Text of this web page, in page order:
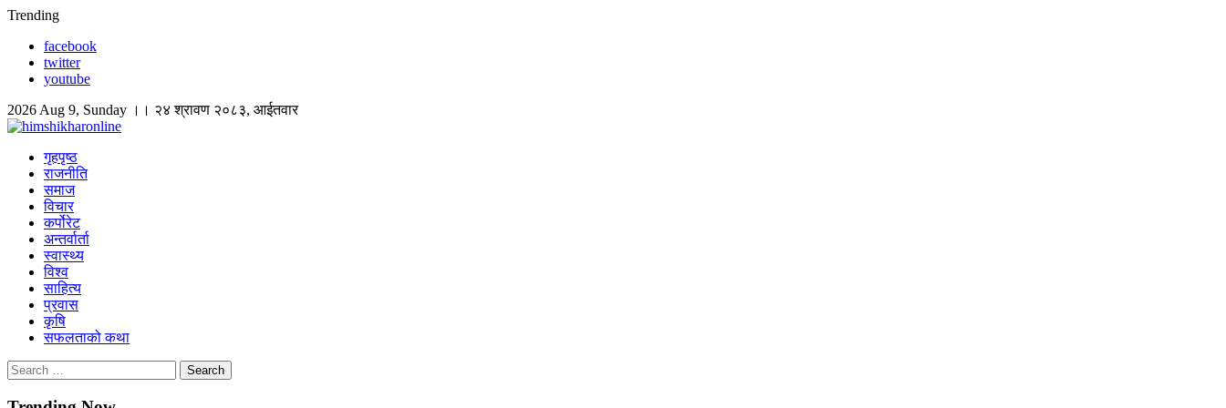
Skip
content
Trending
facebook
twitter
youtube
2026 Aug 9, Sunday ।। २४ श्रावण २०८३, आईतवार
Himshikhar Online
गृहपृष्ठ
राजनीति
समाज
विचार
कर्पोरेट
अन्तर्वार्ता
स्वास्थ्य
विश्व
साहित्य
प्रवास
कृषि
सफलताको कथा
Search
for: